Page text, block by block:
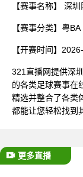
【赛事名称】 深圳
【赛事分类】 粤BA
【开赛时间】
321直播网提供深
的各类足球赛事在
精选并整合了各类
都能让您轻松找到
更多直播